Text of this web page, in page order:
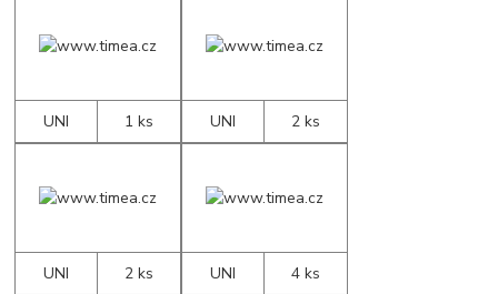
UNI 1 ks UNI 2 ks
UNI 2 ks UNI 4 ks